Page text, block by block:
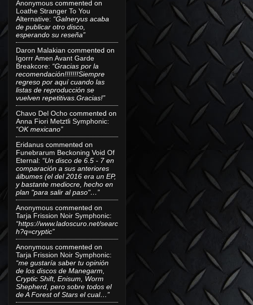
Anonymous commented on
Loathe Stranger To You
Alternative: “Galneryus acaba
de publicar otro disco,
esperando su reseña”
Daron Malakian commented on
Igorrr Amen Avant Garde
Breakcore: “Gracias por la
recomendación!!!!!!!Siempre
regreso por aquí cuando las
listas de reproducción se
vuelven repetitivas.Gracias!”
Chavo Del Ocho commented on
Anna Fiori Metztli Symphonic:
“OK mexicano”
Eridanus commented on
Funebrarum Beckoning Void Of
Eternal: “Un disco de 6.5 - 7 en
comparación a sus anteriores
álbumes (el del 2016 era un EP,
y bastante mediocre, hecho en
plan "para salir al paso"…”
Anonymous commented on
Tarja Frission Noir Symphonic:
“https://www.ladoscuro.net/searc
h?q=cryptic”
Anonymous commented on
Tarja Frission Noir Symphonic:
“me gustaría saber tu opinión
de los discos de Manegarm,
Cryptic Shift, Enisum, Worm
Shepherd, pero sobre todos el
de A Forest of Stars el cual…”